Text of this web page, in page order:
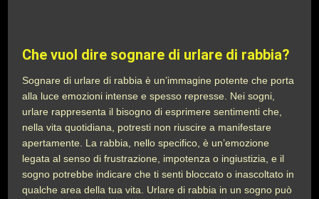
Che vuol dire sognare di urlare di rabbia?
Sognare di urlare di rabbia è un’immagine potente che porta
alla luce emozioni intense e spesso represse. Nei sogni,
urlare rappresenta il bisogno di esprimere sentimenti che,
nella vita quotidiana, potresti non riuscire a manifestare
apertamente. La rabbia, nello specifico, è un’emozione
legata al senso di frustrazione, impotenza o ingiustizia, e il
sogno potrebbe indicare che ti senti bloccato o inascoltato in
qualche area della tua vita. Urlare di rabbia in un sogno può